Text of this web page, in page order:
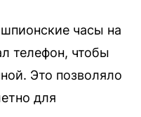
часы на
телефон, чтобы
Это позволяло
для